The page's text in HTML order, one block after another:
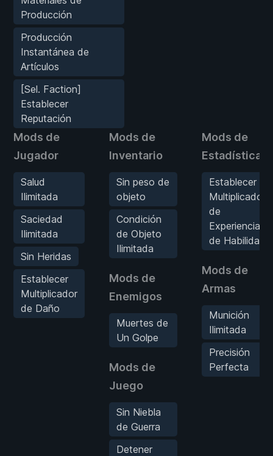
Producción
Producción
Instantánea de
Artículos
[Sel. Faction]
Establecer
Reputación
Mods de
Jugador
Salud
Ilimitada
Saciedad
Ilimitada
Sin Heridas
Establecer
Multiplicador
de Daño
Mods de
Inventario
Sin peso de
objeto
Condición
de Objeto
Ilimitada
Mods de
Enemigos
Muertes de
Un Golpe
Mods de
Juego
Sin Niebla
de Guerra
Detener
Mods de
Estadísticas
Establecer
Multiplicador
de
Experiencia
de Habilidad
Mods de
Armas
Munición
Ilimitada
Precisión
Perfecta